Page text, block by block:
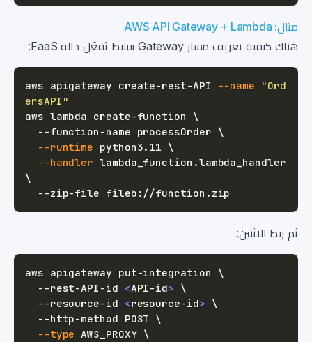
مثال: AWS API Gateway + Lambda
هناك كيفية تعريف مسار Gateway بسيط يُفعّل دالة FaaS:
aws apigateway create-rest-API --name
"Ord
ersAPI"
aws lambda create-function \
  --function-name processOrder
\
--runtime python3.11 \
--handler
\
ثم ربط الاثنين:
aws apigateway put-integration \
  --rest-API-id
<API-id> \
  --resource-id
<resource-id> \
  --http-method POST
\
--type AWS_PROXY \